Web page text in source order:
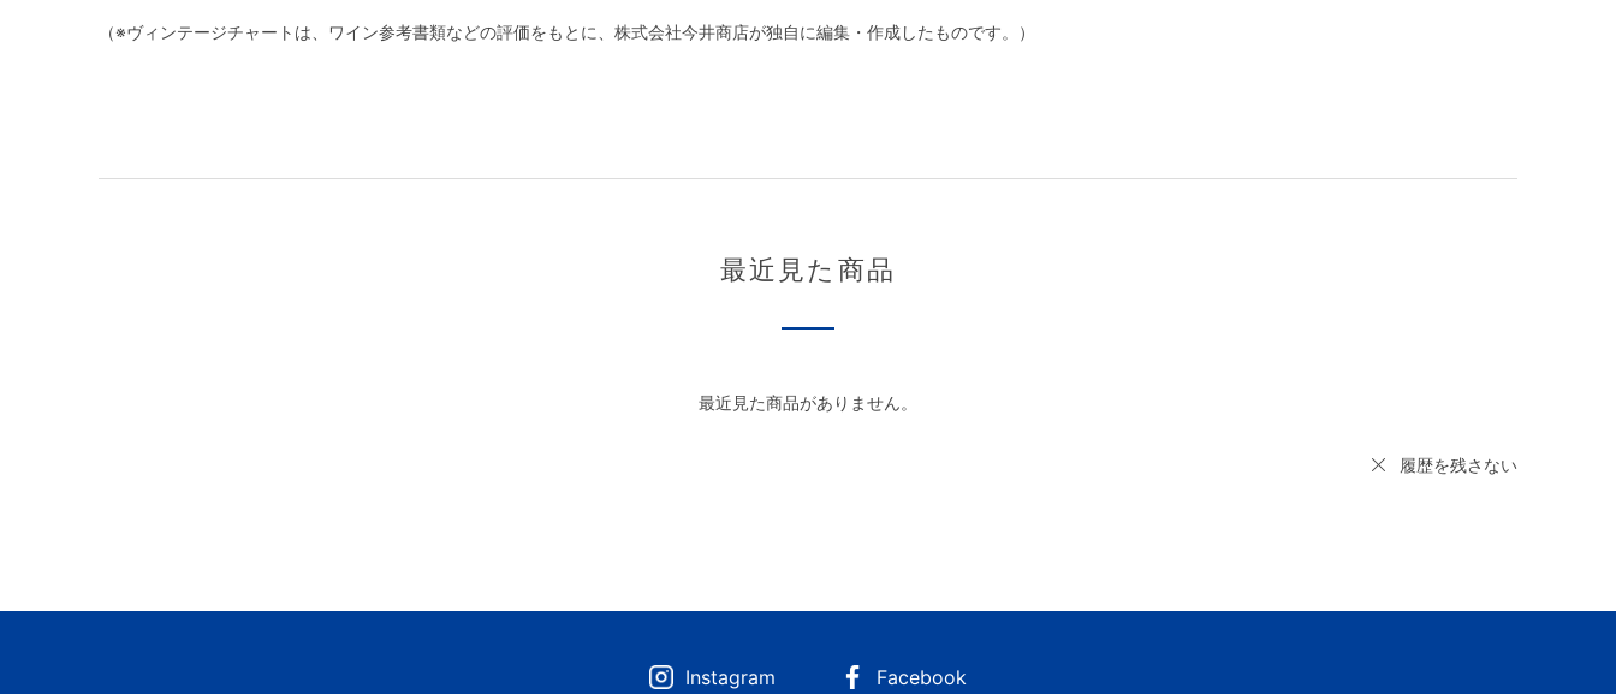
（※ヴィンテージチャートは、ワイン参考書類などの評価をもとに、株式会社今井商店が独自に編集・作成したものです。）
最近見た商品
最近見た商品がありません。
履歴を残さない
Instagram Facebook